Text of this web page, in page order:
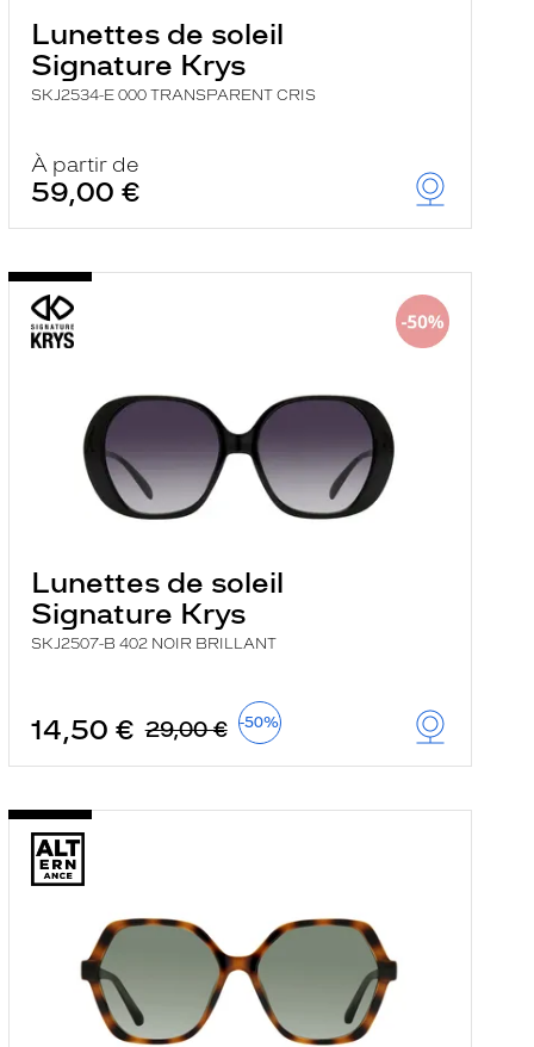
Lunettes de soleil
Signature Krys
SKJ2534-E 000 TRANSPARENT CRIS
À partir de
59,00 €
Lunettes de soleil
Signature Krys
SKJ2507-B 402 NOIR BRILLANT
14,50 € 29,00 € -50%